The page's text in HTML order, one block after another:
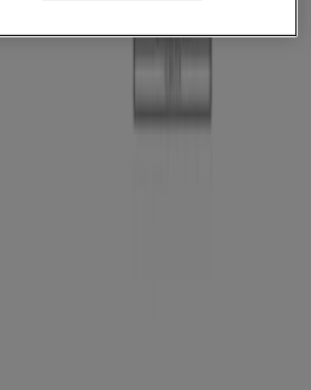
Bogotá Vigentes desde